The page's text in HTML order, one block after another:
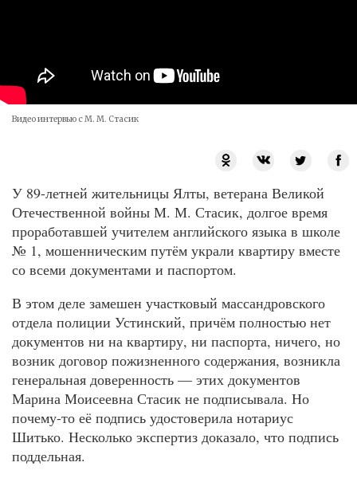
Видео интервью с М. М. Стасик
У 89-летней жительницы Ялты, ветерана Великой
Отечественной войны М. М. Стасик, долгое время
проработавшей учителем английского языка в школе
№ 1, мошенническим путём украли квартиру вместе
со всеми документами и паспортом.
В этом деле замешен участковый массандровского
отдела полиции Устинский, причём полностью нет
документов ни на квартиру, ни паспорта, ничего, но
возник договор пожизненного содержания, возникла
генеральная доверенность — этих документов
Марина Моисеевна Стасик не подписывала. Но
почему-то её подпись удостоверила нотариус
Шитько. Несколько экспертиз доказало, что подпись
поддельная.